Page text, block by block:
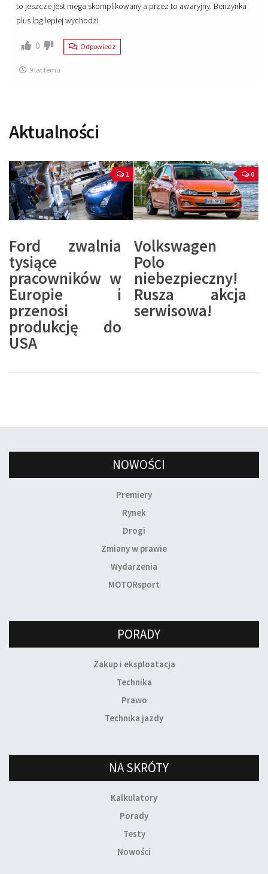
to jeszcze jest mega skomplikowany a przez to awaryjny. Benzynka
plus lpg lepiej wychodzi
0 Odpowiedz
9 lat temu
Aktualności
1
Ford zwalnia
tysiące
pracowników w
Europie i
przenosi
produkcję do
USA
0
Volkswagen
Polo
niebezpieczny!
Rusza akcja
serwisowa!
NOWOŚCI
Premiery
Rynek
Drogi
Zmiany w prawie
Wydarzenia
MOTORsport
PORADY
Zakup i eksploatacja
Technika
Prawo
Technika jazdy
NA SKRÓTY
Kalkulatory
Porady
Testy
Nowości